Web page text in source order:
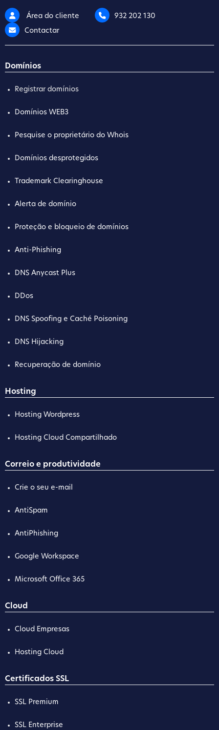
Área do cliente
932 202 130
Contactar
Domínios
Registrar domínios
Domínios WEB3
Pesquise o proprietário do Whois
Domínios desprotegidos
Trademark Clearinghouse
Alerta de domínio
Proteção e bloqueio de domínios
Anti-Phishing
DNS Anycast Plus
DDos
DNS Spoofing e Caché Poisoning
DNS Hijacking
Recuperação de domínio
Hosting
Hosting Wordpress
Hosting Cloud Compartilhado
Correio e produtividade
Crie o seu e-mail
AntiSpam
AntiPhishing
Google Workspace
Microsoft Office 365
Cloud
Cloud Empresas
Hosting Cloud
Certificados SSL
SSL Premium
SSL Enterprise